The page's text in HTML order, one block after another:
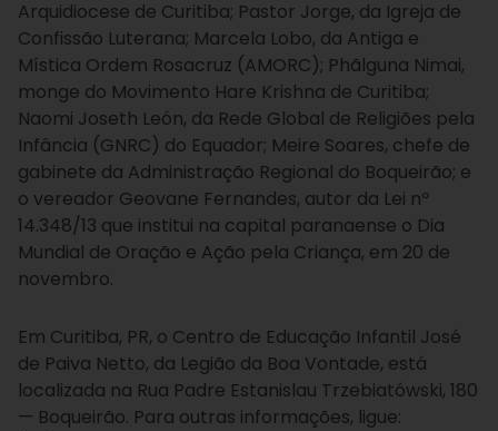
Arquidiocese de Curitiba; Pastor Jorge, da Igreja de
Confissão Luterana; Marcela Lobo, da Antiga e
Mística Ordem Rosacruz (AMORC); Phãlguna Nimai,
monge do Movimento Hare Krishna de Curitiba;
Naomi Joseth León, da Rede Global de Religiões pela
Infância (GNRC) do Equador; Meire Soares, chefe de
gabinete da Administração Regional do Boqueirão; e
o vereador Geovane Fernandes, autor da Lei nº
14.348/13 que institui na capital paranaense o Dia
Mundial de Oração e Ação pela Criança, em 20 de
novembro.
Em Curitiba, PR, o Centro de Educação Infantil José
de Paiva Netto, da Legião da Boa Vontade, está
localizada na Rua Padre Estanislau Trzebiatówski, 180
— Boqueirão. Para outras informações, ligue: